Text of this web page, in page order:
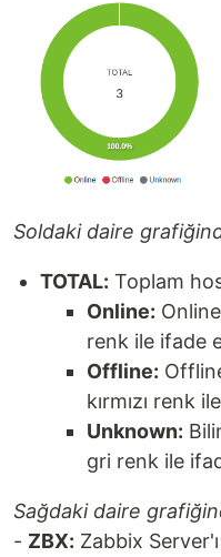
Soldaki daire
TOTAL: Toplam
Online:
renk ile ifade
Offline:
kırmızı renk
Unknown:
gri renk ile
Sağdaki daire
- ZBX: Zabbix